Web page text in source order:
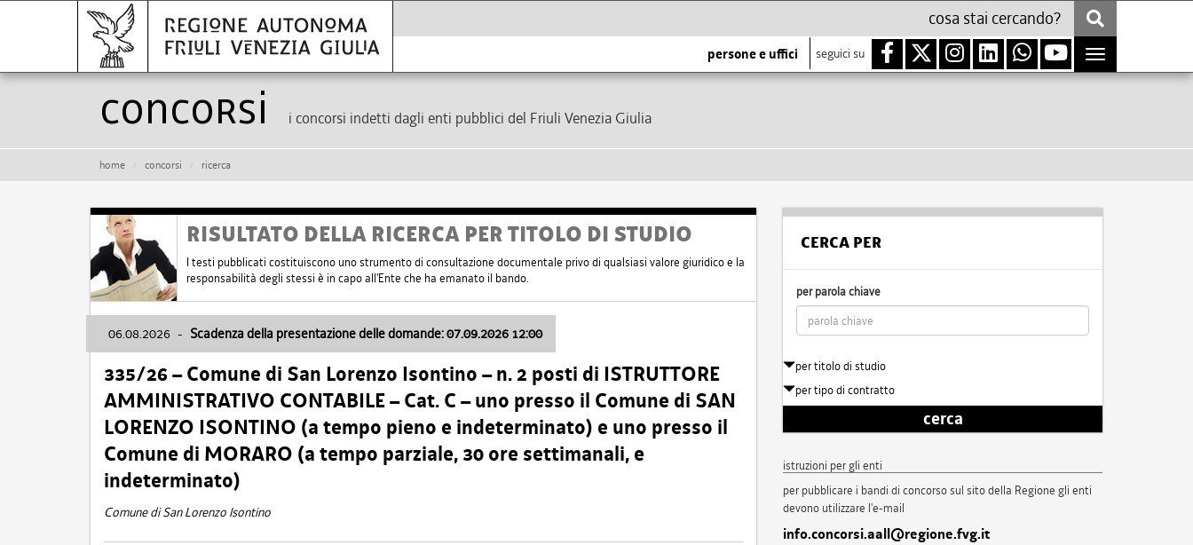
persone e uffici seguici su
Toggle
navigation
Concorsi i concorsi indetti dagli enti pubblici del Friuli Venezia Giulia
home concorsi ricerca
RISULTATO DELLA RICERCA PER TITOLO DI STUDIO
I testi pubblicati costituiscono uno strumento di consultazione documentale privo di qualsiasi valore giuridico e la
responsabilità degli stessi è in capo all'Ente che ha emanato il bando.
06.08.2026 - Scadenza della presentazione delle domande: 07.09.2026 12:00
335/26 – Comune di San Lorenzo Isontino – n. 2 posti di ISTRUTTORE
AMMINISTRATIVO CONTABILE – Cat. C – uno presso il Comune di SAN
LORENZO ISONTINO (a tempo pieno e indeterminato) e uno presso il
Comune di MORARO (a tempo parziale, 30 ore settimanali, e
indeterminato)
Comune di San Lorenzo Isontino
CERCA PER
per parola chiave
per titolo di studio
per tipo di contratto
cerca
istruzioni per gli enti
per pubblicare i bandi di concorso sul sito della Regione gli enti
devono utilizzare l'e-mail
info.concorsi.aall@regione.fvg.it